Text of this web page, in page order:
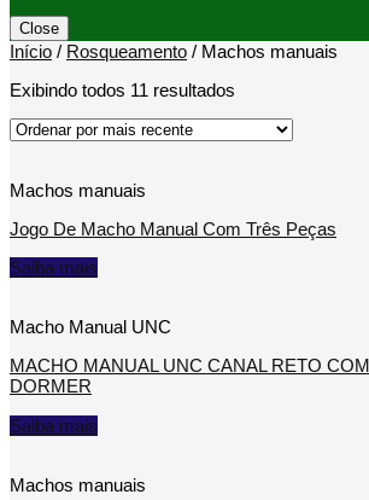
Close
Início / Rosqueamento / Machos manuais
Exibindo todos 11 resultados
Machos manuais
Jogo De Macho Manual Com Três Peças
Saiba mais
Macho Manual UNC
MACHO MANUAL UNC CANAL RETO
DORMER
Saiba mais
Machos manuais